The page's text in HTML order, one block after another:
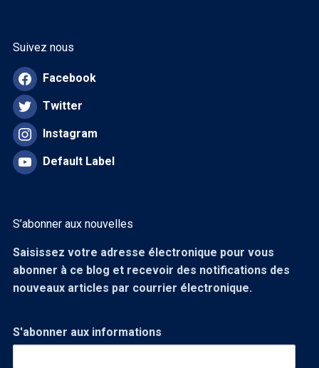
Suivez nous
Facebook
Twitter
Instagram
Default Label
S’abonner aux nouvelles
Saisissez votre adresse électronique pour vous
abonner à ce blog et recevoir des notifications des
nouveaux articles par courrier électronique.
S'abonner aux informations